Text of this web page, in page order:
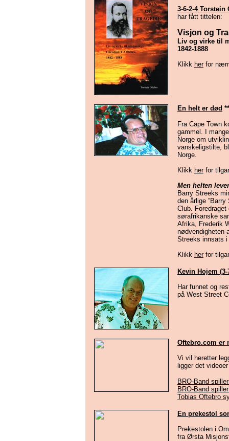
3-6-2-4 Torstein
har fått tittelen:
Visjon og
Liv og virke til
1842-1888
Klikk herfor
En helt er død
Fra Cape Town
gammel. I
Norge om
vanskeligstilte,
Norge.
Klikk herfor
Men helten lever
Barry Streeks
den årlige
Club.
sørafrikanske
Afrika, Frederik
nødvendigheten
Streeks innsats i
Klikk herfor
Kevin Hojem (3-
Har funnet og
på West Street
Oftebro.com er
Vi vil heretter
ligger det
BRO-Band
BRO-Band
Tobias Oftebro
En prekestol
Prekestolen i
fra Ørsta